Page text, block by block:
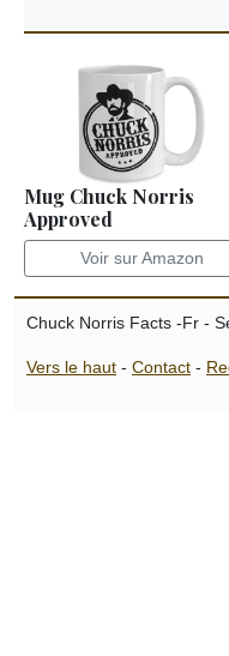
Mug Chuck Norris
Approved
Voir sur Amazon
Chuck Norris Facts -Fr -
Vers le haut - Contact -